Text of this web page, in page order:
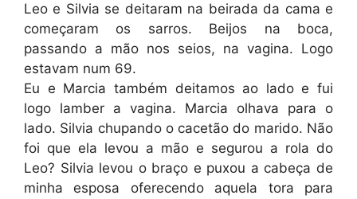
Leo e Silvia se deitaram na beirada da cama e
começaram os sarros. Beijos na boca,
passando a mão nos seios, na vagina. Logo
estavam num 69.
Eu e Marcia também deitamos ao lado e fui
logo lamber a vagina. Marcia olhava para o
lado. Silvia chupando o cacetão do marido. Não
foi que ela levou a mão e segurou a rola do
Leo? Silvia levou o braço e puxou a cabeça de
minha esposa oferecendo aquela tora para